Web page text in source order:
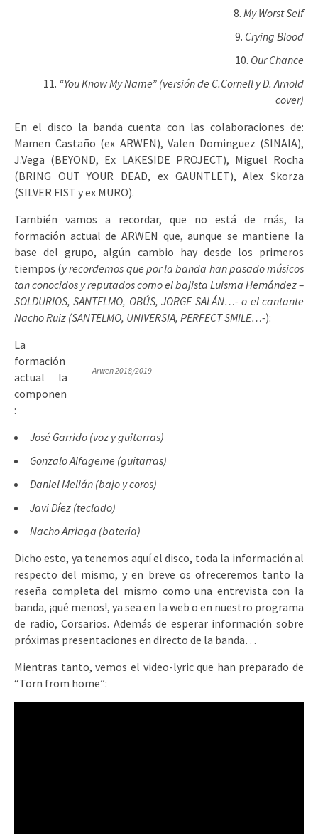
My Worst Self
Crying Blood
Our Chance
“You Know My Name” (versión de C.Cornell y D. Arnold
cover)
En el disco la banda cuenta con las colaboraciones de:
Mamen Castaño (ex ARWEN), Valen Dominguez (SINAIA),
J.Vega (BEYOND, Ex LAKESIDE PROJECT), Miguel Rocha
(BRING OUT YOUR DEAD, ex GAUNTLET), Alex Skorza
(SILVER FIST y ex MURO).
También vamos a recordar, que no está de más, la
formación actual de ARWEN que, aunque se mantiene la
base del grupo, algún cambio hay desde los primeros
tiempos (y recordemos que por la banda han pasado músicos
tan conocidos y reputados como el bajista Luisma Hernández –
SOLDURIOS, SANTELMO, OBÚS, JORGE SALÁN…- o el cantante
Nacho Ruiz (SANTELMO, UNIVERSIA, PERFECT SMILE…-):
Arwen 2018/2019
La
formación
actual la
componen
:
José Garrido (voz y guitarras)
Gonzalo Alfageme (guitarras)
Daniel Melián (bajo y coros)
Javi Díez (teclado)
Nacho Arriaga (batería)
Dicho esto, ya tenemos aquí el disco, toda la información al
respecto del mismo, y en breve os ofreceremos tanto la
reseña completa del mismo como una entrevista con la
banda, ¡qué menos!, ya sea en la web o en nuestro programa
de radio, Corsarios. Además de esperar información sobre
próximas presentaciones en directo de la banda…
Mientras tanto, vemos el video-lyric que han preparado de
“Torn from home”: